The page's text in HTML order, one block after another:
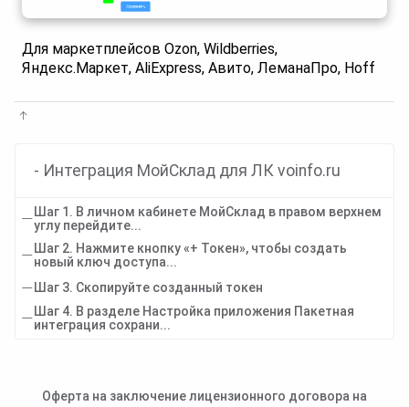
Для маркетплейсов Ozon, Wildberries,
Яндекс.Маркет, AliExpress, Авито, ЛеманаПро, Hoff
- Интеграция МойСклад для ЛК voinfo.ru
Шаг 1. В личном кабинете МойСклад в правом верхнем
углу перейдите...
Шаг 2. Нажмите кнопку «+ Токен», чтобы создать
новый ключ доступа...
Шаг 3. Скопируйте созданный токен
Шаг 4. В разделе Настройка приложения Пакетная
интеграция сохрани...
Оферта на заключение лицензионного договора на